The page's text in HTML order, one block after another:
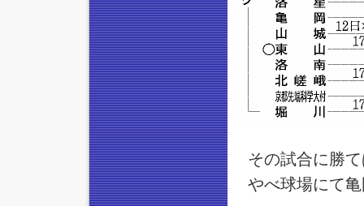
その試合に勝
やべ球場にて